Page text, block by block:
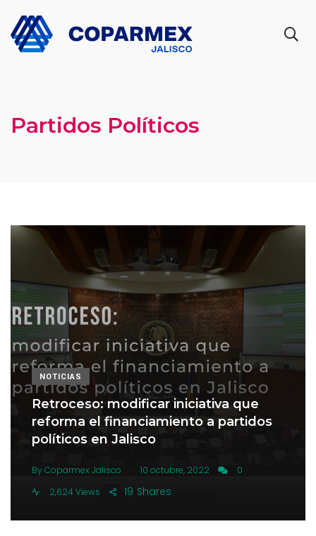
Partidos Políticos
NOTICIAS
Retroceso: modificar iniciativa que
reforma el financiamiento a partidos
políticos en Jalisco
By Coparmex Jalisco . 10 octubre, 2022
0
2,624 Views
Shares
19